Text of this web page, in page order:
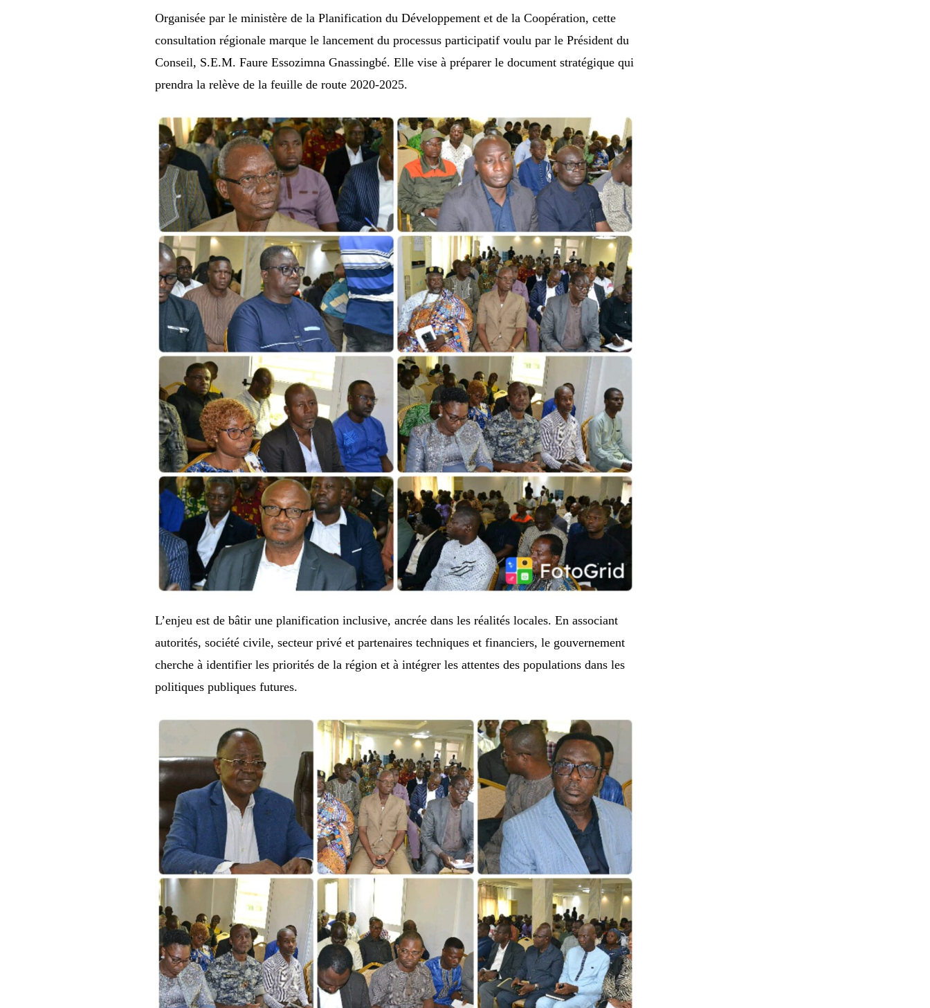
Organisée par le ministère de la Planification du Développement et de la Coopération, cette
consultation régionale marque le lancement du processus participatif voulu par le Président du
Conseil, S.E.M. Faure Essozimna Gnassingbé. Elle vise à préparer le document stratégique qui
prendra la relève de la feuille de route 2020-2025.
L’enjeu est de bâtir une planification inclusive, ancrée dans les réalités locales. En associant
autorités, société civile, secteur privé et partenaires techniques et financiers, le gouvernement
cherche à identifier les priorités de la région et à intégrer les attentes des populations dans les
politiques publiques futures.